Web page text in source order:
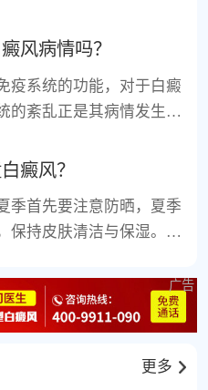
就医。医生会根据孩子的
风病情吗？
疫系统的功能，对于白癜
的紊乱正是其病情发生发
眠不足会进一步加剧这种
的治疗效果和生活质量，
途径进一步加重白癜风的
癜风？
季首先要注意防晒，夏季
保持皮肤清洁与保湿。健
多吃一些含酪氨酸高的食
食物。并且家长关注心
。
更多